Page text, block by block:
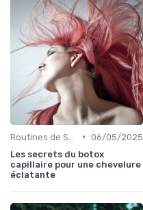
• 06/05/2025
Les secrets du botox
capillaire pour une chevelure
éclatante